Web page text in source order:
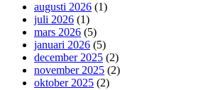
augusti 2026 (1)
juli 2026 (1)
mars 2026 (5)
januari 2026 (5)
december 2025 (2)
november 2025 (2)
oktober 2025 (2)